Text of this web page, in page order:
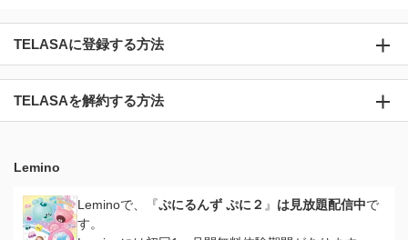
TELASAに登録する方法
TELASAを解約する方法
Lemino
Leminoで、『ぷにるんず ぷに２ 』 は見放題配信中で
す。